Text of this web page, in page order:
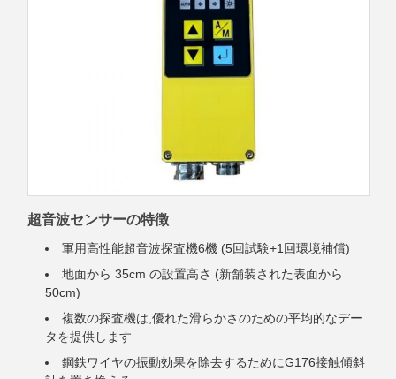
超音波センサーの特徴
軍用高性能超音波探査機6機 (5回試験+1回環境補償)
地面から 35cm の設置高さ (新舗装された表面から
50cm)
複数の探査機は,優れた滑らかさのための平均的なデー
タを提供します
鋼鉄ワイヤの振動効果を除去するためにG176接触傾斜